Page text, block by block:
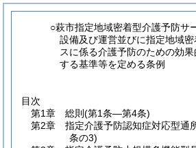
○萩市指定地域密着型介護予防サ
設備及び運営並びに指定地域
スに係る介護予防のための効
する基準等を定める条例
目次
第1章
総則 (第1条―第4条)
第2章
指定介護予防認知症対応型通
条の3)